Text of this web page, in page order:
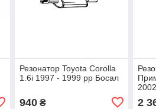
Резонатор Toyota Corolla
1.6i 1997 - 1999 рр Босал
940₴ 2